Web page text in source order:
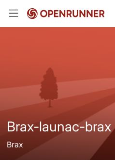
Brax-launac-brax
Brax